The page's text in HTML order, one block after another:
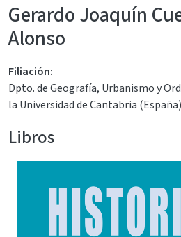
Gerardo Joaquín
Alonso
Filiación
Dpto. de Geografía, Urbanismo y
la Universidad de Cantabria (España)
Libros